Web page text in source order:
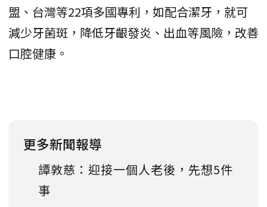
盟、台灣等22項多國專利，如配合潔牙，就可
減少牙菌斑，降低牙齦發炎、出血等風險，改善
口腔健康。
更多新聞報導
譚敦慈：迎接一個人老後，先想5件
事